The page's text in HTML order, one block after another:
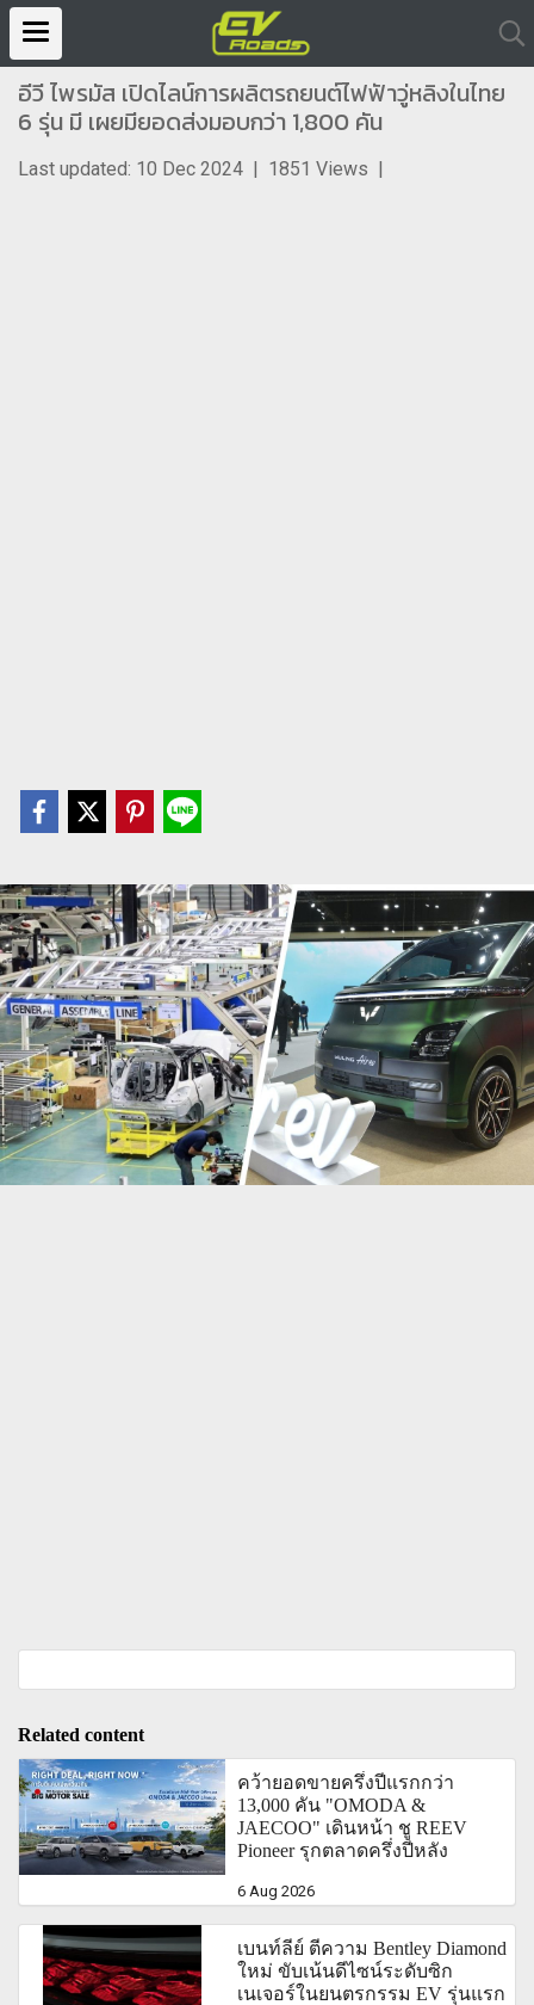
อีวี ไพรมัส เปิดไลน์การผลิตรถยนต์ไฟฟัาวู่หลิงในไทย
6 รุ่น มี เผยมียอดส่งมอบกว่า 1,800 คัน
Last updated: 10 Dec 2024 | 1851 Views |
Related content
คว้ายอดขายครึ่งปีแรกกว่า
13,000 คัน "OMODA &
JAECOO" เดินหน้า ชู REEV
Pioneer รุกตลาดครึ่งปีหลัง
6 Aug 2026
เบนท์ลีย์ ตีความ Bentley Diamond
ใหม่ ขับเน้นดีไซน์ระดับซิก
เนเจอร์ในยนตรกรรม EV รุ่นแรก